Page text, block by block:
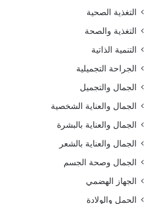
التغذية الصحية
التغذية والصحة
التنمية الذاتية
الجراحة التجميلية
الجمال والتجميل
الجمال والعناية الشخصية
الجمال والعناية بالبشرة
الجمال والعناية بالشعر
الجمال وصحة الجسم
الجهاز الهضمي
الحمل والولادة